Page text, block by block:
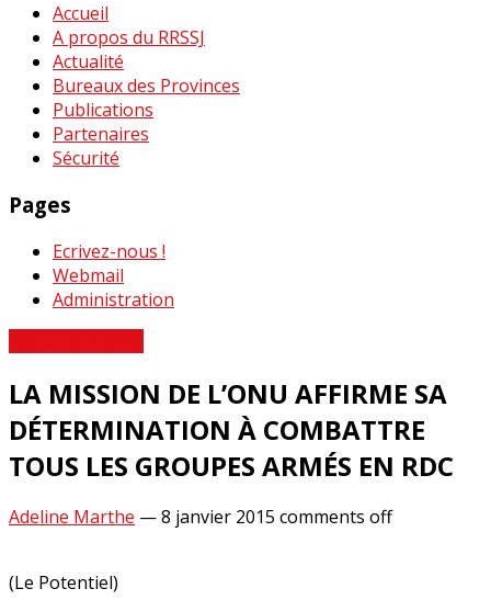
Accueil
A propos du RRSSJ
Actualité
Bureaux des Provinces
Publications
Partenaires
Sécurité
Pages
Ecrivez-nous !
Webmail
Administration
LA MISSION DE L’ONU AFFIRME SA
DÉTERMINATION À COMBATTRE
TOUS LES GROUPES ARMÉS EN RDC
Adeline Marthe —8 janvier 2015 comments off
(Le Potentiel)